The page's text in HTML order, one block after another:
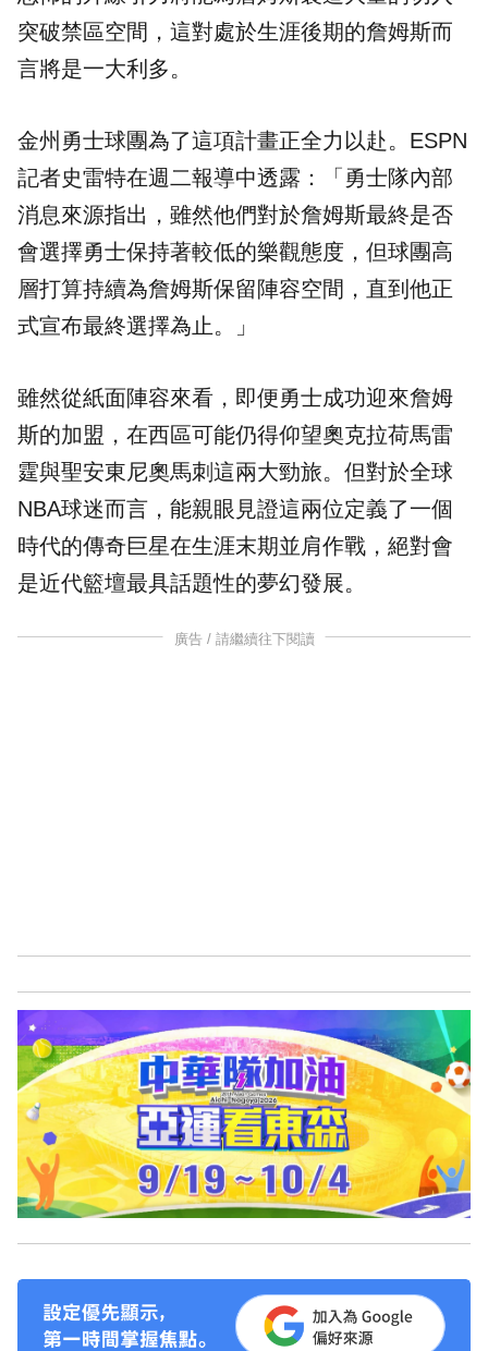
突破禁區空間，這對處於生涯後期的詹姆斯而
言將是一大利多。
金州勇士球團為了這項計畫正全力以赴。ESPN
記者史雷特在週二報導中透露：「勇士隊內部
消息來源指出，雖然他們對於詹姆斯最終是否
會選擇勇士保持著較低的樂觀態度，但球團高
層打算持續為詹姆斯保留陣容空間，直到他正
式宣布最終選擇為止。」
雖然從紙面陣容來看，即便勇士成功迎來詹姆
斯的加盟，在西區可能仍得仰望奧克拉荷馬雷
霆與聖安東尼奧馬刺這兩大勁旅。但對於全球
NBA球迷而言，能親眼見證這兩位定義了一個
時代的傳奇巨星在生涯末期並肩作戰，絕對會
是近代籃壇最具話題性的夢幻發展。
廣告 / 請繼續往下閱讀